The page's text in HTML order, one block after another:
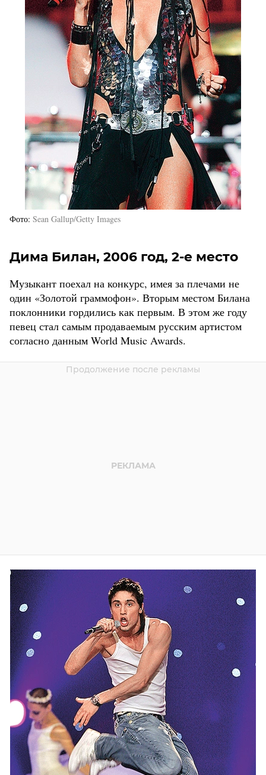
Фото Sean Gallup/Getty Images
Дима Билан, 2006 год, 2-е место
Музыкант поехал на конкурс, имея за плечами не
один «Золотой граммофон». Вторым местом Билана
поклонники гордились как первым. В этом же году
певец стал самым продаваемым русским артистом
согласно данным World Music Awards.